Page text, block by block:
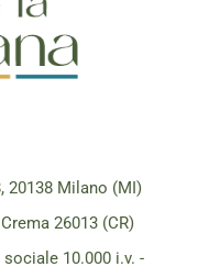
20138 Milano (MI)
26013 (CR)
sociale 10.000 i.v. -